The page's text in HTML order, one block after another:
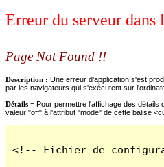
Erreur du serveur
Page Not Found !!
Description : Une erreur d'application s'est
par les navigateurs qui s'exécutent sur
Détails = Pour permettre l'affichage des détails
valeur "off" à l'attribut "mode" de cette balise
<!-- Fichier de